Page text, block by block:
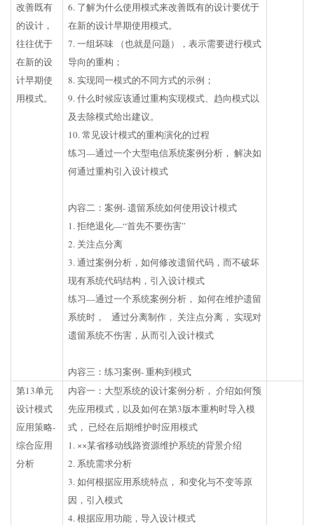
改善既有
的设计，
往往优于
在新的设
计早期使
用模式。
6. 了解为什么使用模式来改善既有的设计要优于
在新的设计早期使用模式。
7. 一组坏味 （也就是问题），表示需要进行模式
导向的重构；
8. 实现同一模式的不同方式的示例；
9. 什么时候应该通过重构实现模式、趋向模式以
及去除模式给出建议。
10. 常见设计模式的重构演化的过程
练习—通过一个大型电信系统案例分析， 解决如
何通过重构引入设计模式
内容二：案例- 遗留系统如何使用设计模式
1. 拒绝退化—“首先不要伤害”
2. 关注点分离
3. 通过案例分析，如何修改遗留代码，而不破坏
现有系统代码结构，引入设计模式
练习—通过一个系统案例分析， 如何在维护遗留
系统时， 通过分离制作， 关注点分离， 实现对
遗留系统不伤害，从而引入设计模式
内容三：练习案例- 重构到模式
第13单元
设计模式
应用策略-
综合应用
分析
内容一：大型系统的设计案例分析， 介绍如何预
先应用模式，以及如何在第3版本重构时导入模
式， 已经在后期维护时应用模式
1. ××某省移动线路资源维护系统的背景介绍
2. 系统需求分析
3. 如何根据应用系统特点， 和变化与不变等原
因，引入模式
4. 根据应用功能，导入设计模式